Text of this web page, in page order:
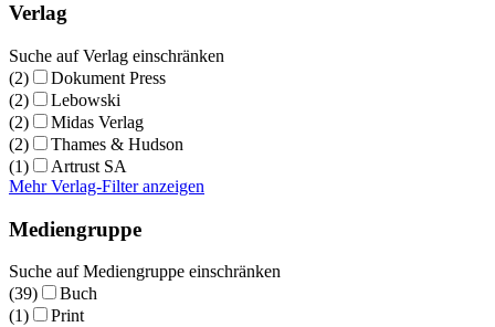
Verlag
Suche auf Verlag einschränken
(2)
Dokument Press
(2)
Lebowski
(2)
Midas Verlag
(2)
Thames & Hudson
(1)
Artrust SA
Mehr Verlag-Filter anzeigen
Mediengruppe
Suche auf Mediengruppe einschränken
(39)
Buch
(1)
Print